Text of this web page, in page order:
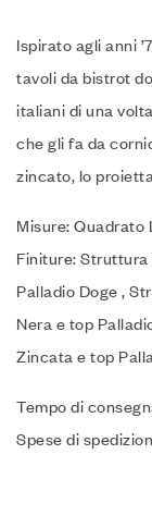
Ispirato agli anni
tavoli da bistrot
italiani di una
che gli fa da
zincato, lo
Misure: Quadrato
Finiture: Struttura
Palladio Doge ,
Nera e top
Zincata e top
Tempo di
Spese di